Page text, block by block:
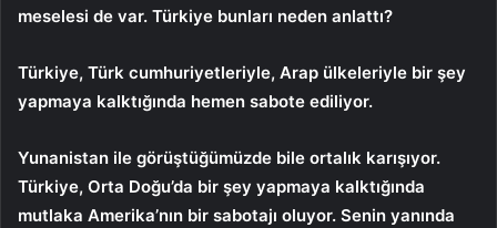
meselesi de var. Türkiye bunları neden anlattı?
Türkiye, Türk cumhuriyetleriyle, Arap ülkeleriyle bir şey
yapmaya kalktığında hemen sabote ediliyor.
Yunanistan ile görüştüğümüzde bile ortalık karışıyor.
Türkiye, Orta Doğu’da bir şey yapmaya kalktığında
mutlaka Amerika’nın bir sabotajı oluyor. Senin yanında